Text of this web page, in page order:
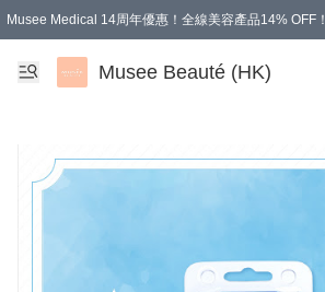
Musee Medical 14周年優惠！全線美容產品14% OFF！
凡購物滿HKD 500.00即享運費減免優惠
Musee Beauté (HK)